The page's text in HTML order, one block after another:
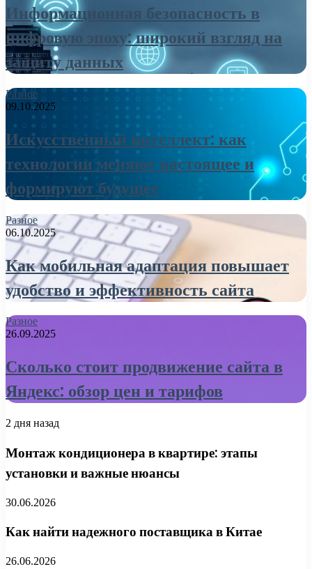
Информационная безопасность в
цифровую эпоху: широкий взгляд на
защиту данных
Разное
09.10.2025
Искусственный интеллект: как
технологии меняют настоящее и
формируют будущее
Разное
06.10.2025
Как мобильная адаптация повышает
удобство и эффективность сайта
Разное
26.09.2025
Сколько стоит продвижение сайта в
Яндекс: обзор цен и тарифов
2 дня назад
Монтаж кондиционера в квартире: этапы
установки и важные нюансы
30.06.2026
Как найти надежного поставщика в Китае
26.06.2026